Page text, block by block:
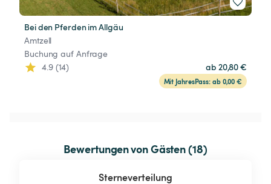
Bei den Pferden im Allgäu
Amtzell
Buchung auf Anfrage
4.9 (14)
ab 20,80 €
Mit JahresPass: ab 0,00 €
Bewertungen von Gästen (18)
Sterneverteilung